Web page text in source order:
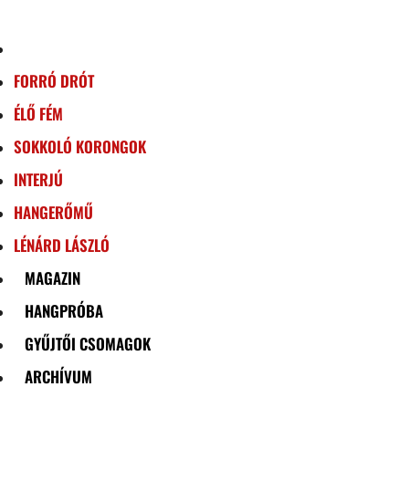
FORRÓ DRÓT
ÉLŐ FÉM
SOKKOLÓ KORONGOK
INTERJÚ
HANGERŐMŰ
LÉNÁRD LÁSZLÓ
MAGAZIN
HANGPRÓBA
GYŰJTŐI CSOMAGOK
ARCHÍVUM